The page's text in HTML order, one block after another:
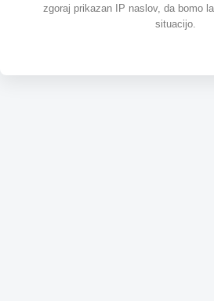
zgoraj prikazan IP naslov, da bomo
situacijo.